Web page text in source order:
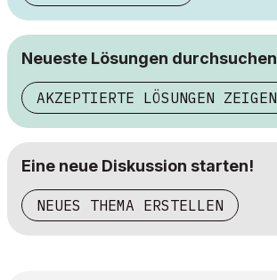
Neueste Lösungen durchsuchen
AKZEPTIERTE LÖSUNGEN ZEIGEN
Eine neue Diskussion starten!
NEUES THEMA ERSTELLEN